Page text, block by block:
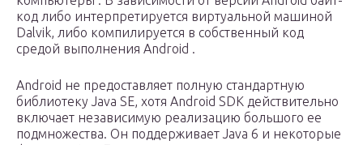
код либо интерпретируется виртуальной машиной
Dalvik, либо компилируется в собственный код
средой выполнения Android .
Android не предоставляет полную стандартную
библиотеку Java SE, хотя Android SDK действительно
включает независимую реализацию большого ее
подмножества. Он поддерживает Java 6 и некоторые